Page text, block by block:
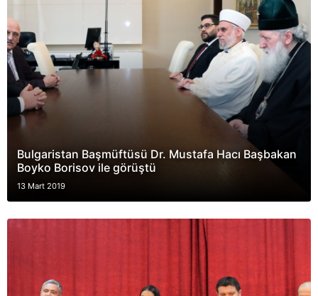
Bulgaristan Başmüftüsü Dr. Mustafa Hacı Başbakan
Boyko Borisov ile görüştü
13 Mart 2019